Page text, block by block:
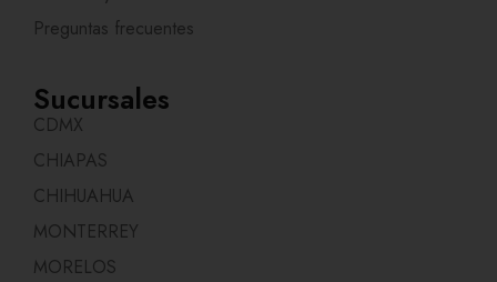
Preguntas frecuentes
Sucursales
CDMX
CHIAPAS
CHIHUAHUA
MONTERREY
MORELOS